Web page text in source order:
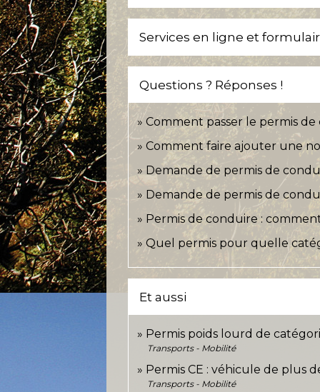
Services en ligne et
Questions ? Réponses !
Comment passer le permis
Comment faire ajouter une
Demande de permis de
Demande de permis de
Permis de conduire :
Quel permis pour quelle
Et aussi
Permis poids lourd de
Transports - Mobilité
Permis CE : véhicule de plus
Transports - Mobilité